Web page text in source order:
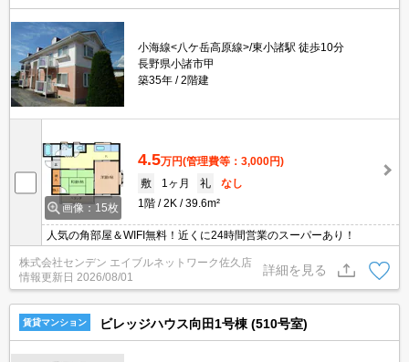
小海線<八ケ岳高原線>/東小諸駅 徒歩10分
長野県小諸市甲
築35年
2階建
画像：15枚
4.5万円(管理費等：3,000円)
敷
1ヶ月 礼
なし
1階
2K 39.6m²
人気の角部屋＆WIFI無料！近くに24時間営業のスーパーあり！
株式会社センデン エイブルネットワーク佐久店
情報更新日 2026/08/01
詳細を見る
賃貸マンション ビレッジハウス向田1号棟 (510号室)